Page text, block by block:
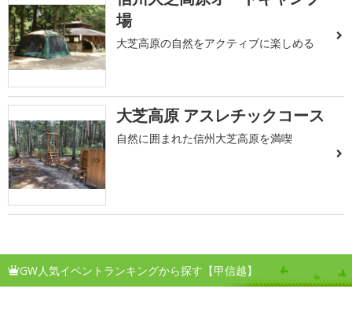
場
大芝高原の自然をアクティブに楽しめる
大芝高原 アスレチックコース
自然に囲まれた信州大芝高原を満喫
GW人気イベントランキングから探す【甲信越】